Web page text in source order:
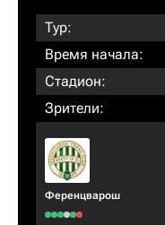
Тур:
Время начала:
Стадион:
Зрители:
Ференцварош